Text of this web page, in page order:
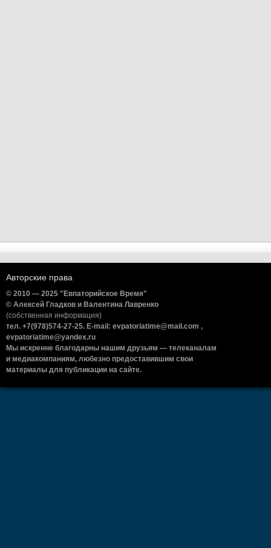
Авторские права
© 2010 — 2025 "Евпаторийское Время"
© Алексей Гладков и Валентина Лавренко
(собственная информация)
тел. +7(978)574-27-25. E-mail: evpatoriatime@mail.com ,
evpatoriatime@yandex.ru
Мы искренне благодарны нашим друзьям — телеканалам
и медиакомпаниям, любезно предоставившим свои
материалы для публикации на сайте.